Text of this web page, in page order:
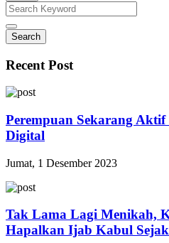
Search
Recent Post
Perempuan Sekarang
Digital
Jumat, 1 Desember 2023
Tak Lama Lagi Menikah,
Hapalkan Ijab Kabul